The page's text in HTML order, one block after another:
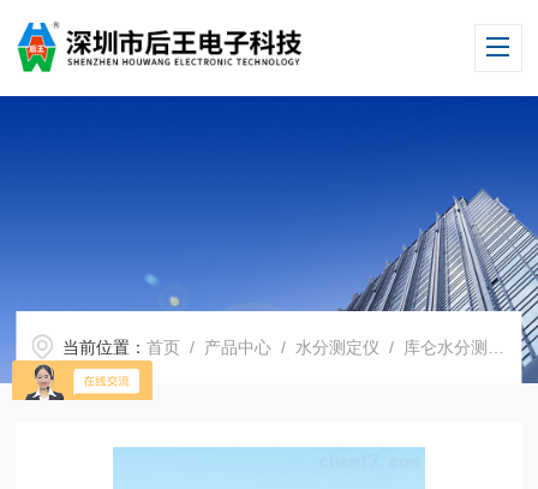
当前位置：首页 / 产品中心 / 水分测定仪 / 库仑水分测定仪 /